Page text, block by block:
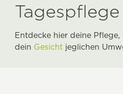
Entdecke hier deine
dein Gesicht jeglichen